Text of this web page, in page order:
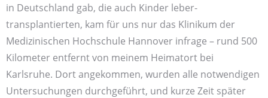
in Deutschland gab, die auch Kinder leber­
transplantierten, kam für uns nur das Klinikum der
Medizinischen Hoch­schule Hannover infrage – rund 500
Kilometer entfernt von meinem Heimat­ort bei
Karlsruhe. Dort angekommen, wurden alle notwendigen
Untersuchungen durch­geführt, und kurze Zeit später